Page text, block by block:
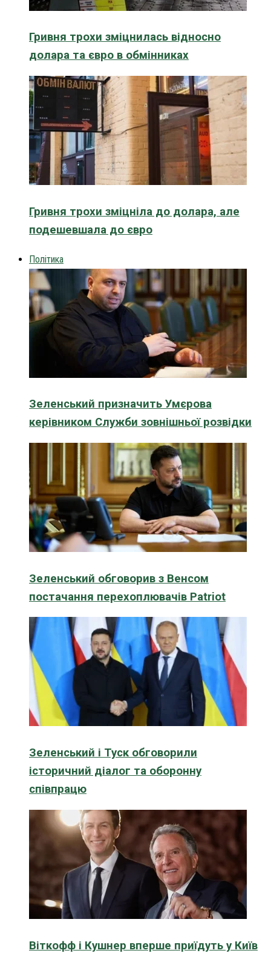
Гривня трохи зміцнилась відносно
долара та євро в обмінниках
Гривня трохи зміцніла до долара, але
подешевшала до євро
Політика
Зеленський призначить Умєрова
керівником Служби зовнішньої розвідки
Зеленський обговорив з Венсом
постачання перехоплювачів Patriot
Зеленський і Туск обговорили
історичний діалог та оборонну
співпрацю
Віткофф і Кушнер вперше приїдуть у Київ